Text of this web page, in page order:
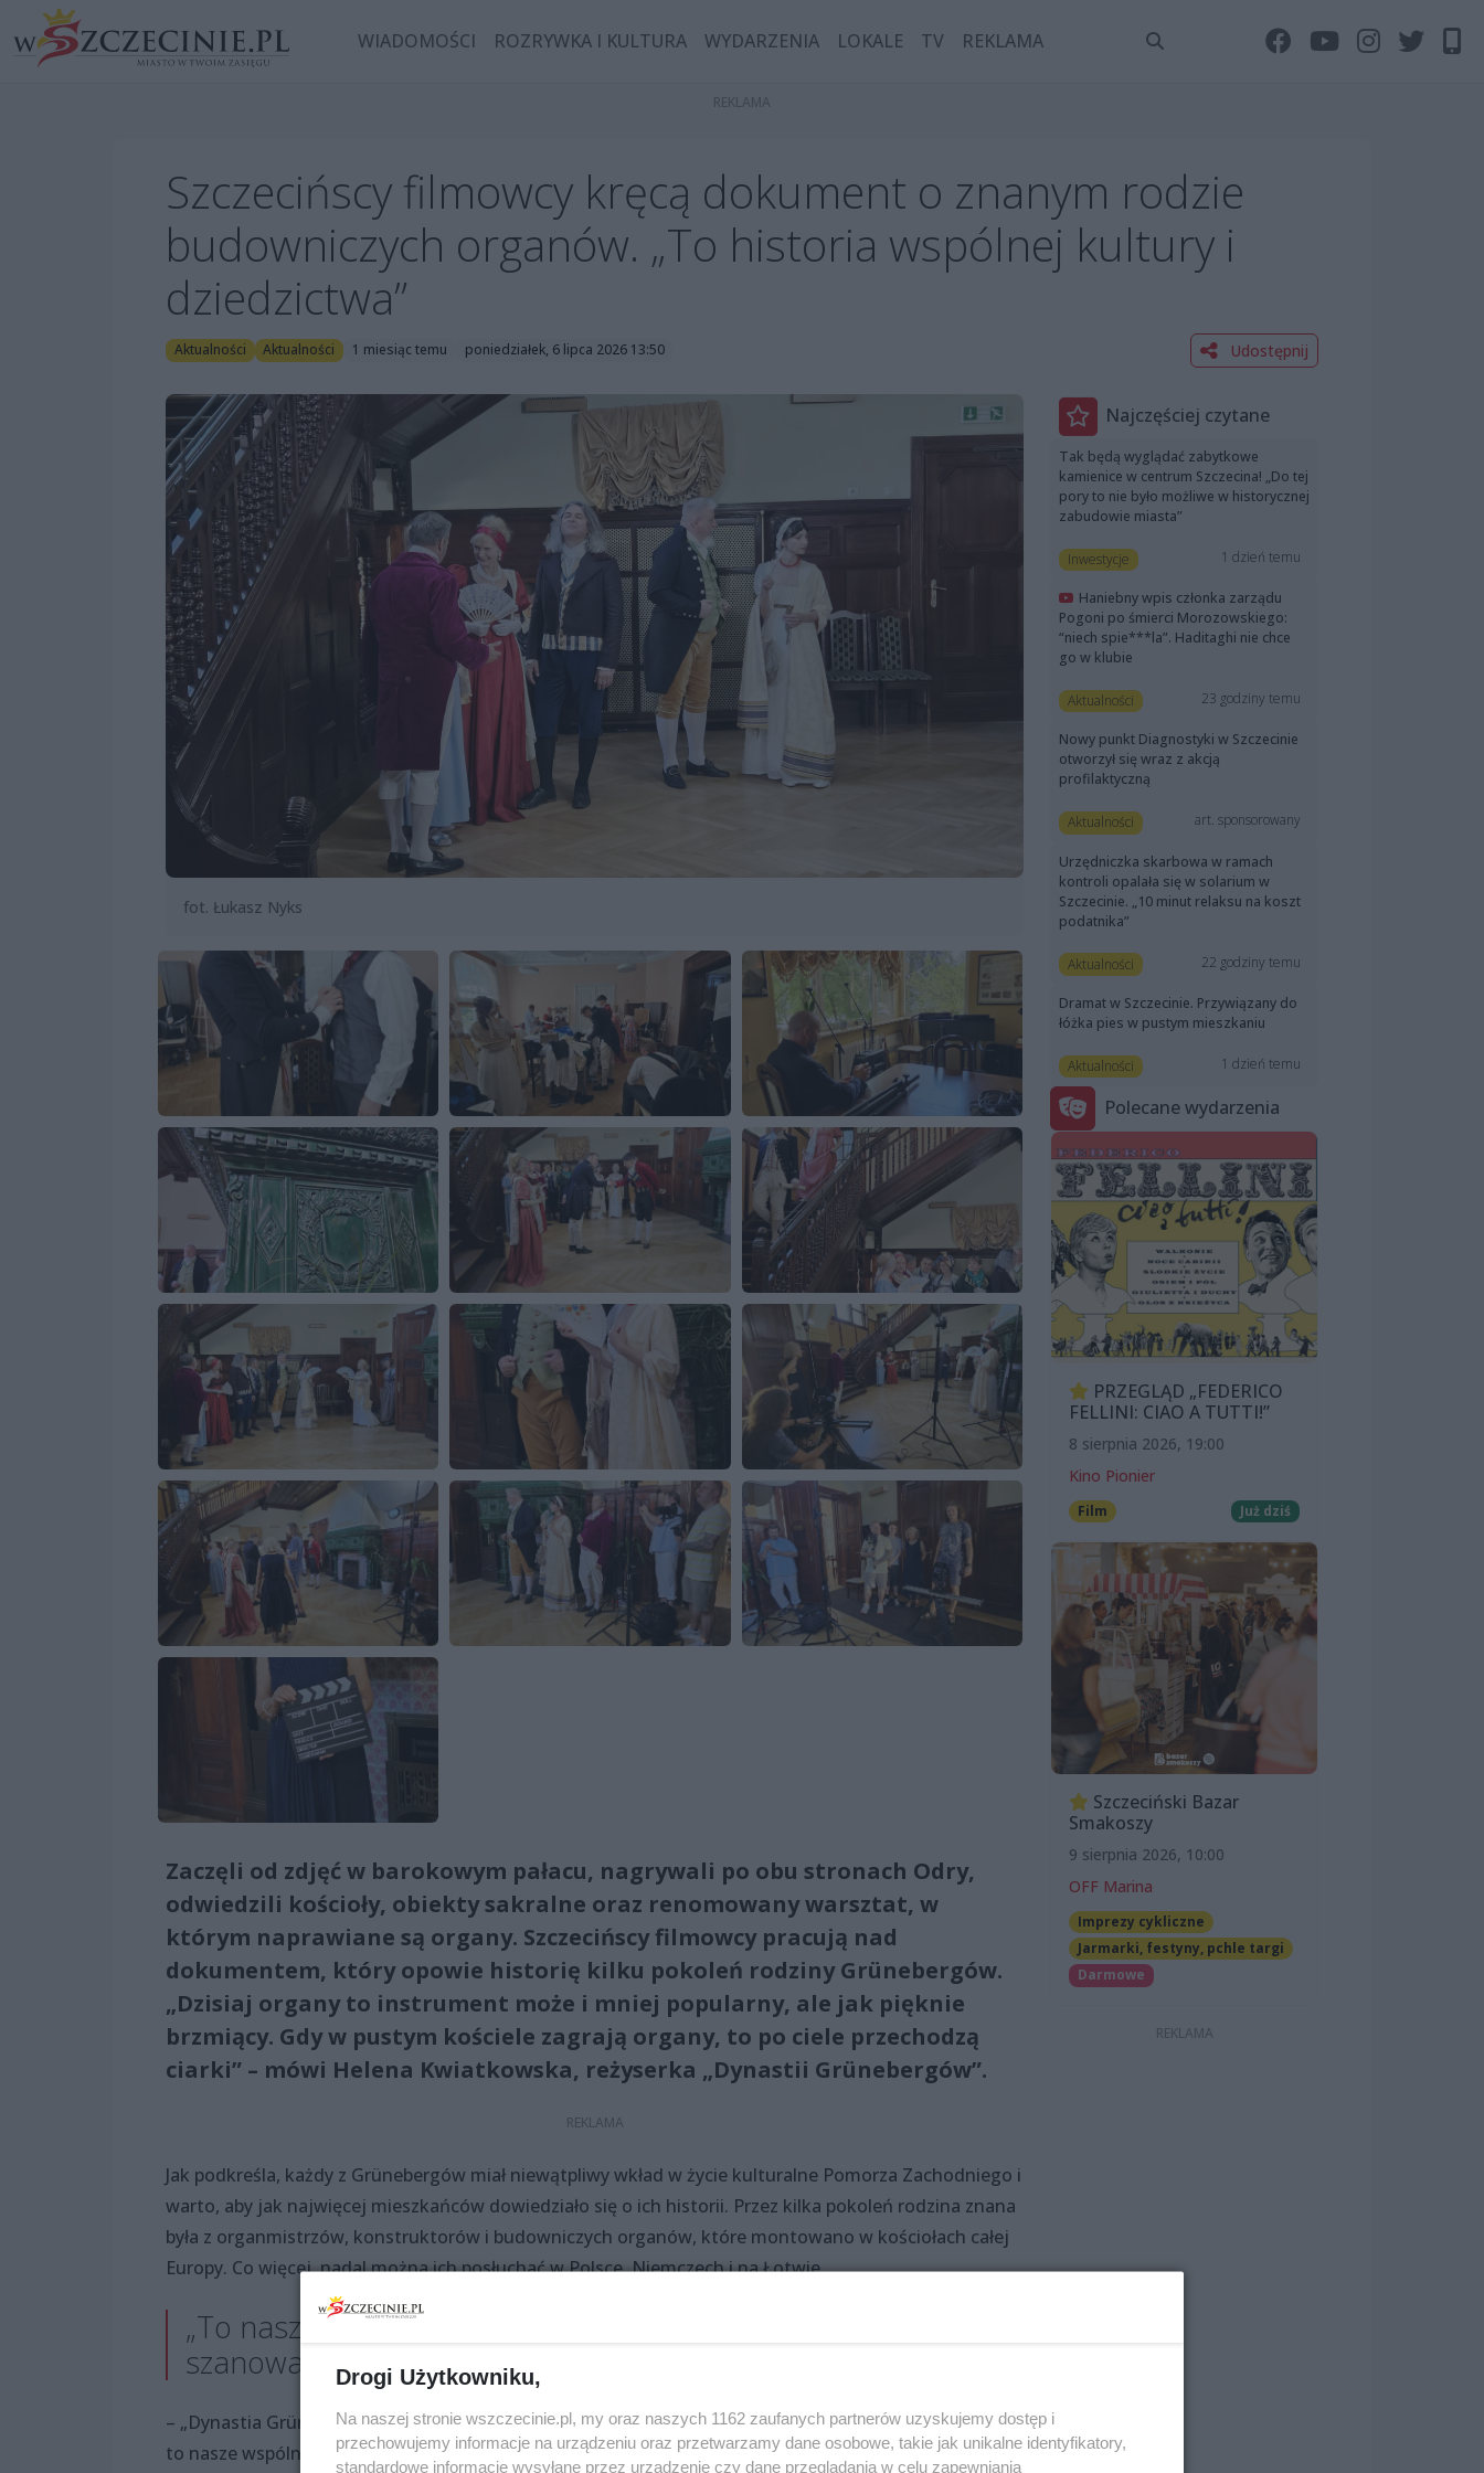
WIADOMOŚCI ROZRYWKA I KULTURA WYDARZENIA LOKALE TV REKLAMA
Szczecińscy filmowcy kręcą dokument o znanym rodzie
budowniczych organów. „To historia wspólnej kultury i
dziedzictwa”
Aktualności Aktualności 1 miesiąc temu poniedziałek, 6 lipca 2026 13:50 Udostępnij
fot. Łukasz Nyks
Zaczęli od zdjęć w barokowym pałacu, nagrywali po obu stronach Odry,
odwiedzili kościoły, obiekty sakralne oraz renomowany warsztat, w
którym naprawiane są organy. Szczecińscy filmowcy pracują nad
dokumentem, który opowie historię kilku pokoleń rodziny Grünebergów.
„Dzisiaj organy to instrument może i mniej popularny, ale jak pięknie
brzmiący. Gdy w pustym kościele zagrają organy, to po ciele przechodzą
ciarki” – mówi Helena Kwiatkowska, reżyserka „Dynastii Grünebergów”.
Jak podkreśla, każdy z Grünebergów miał niewątpliwy wkład w życie kulturalne Pomorza Zachodniego i
warto, aby jak najwięcej mieszkańców dowiedziało się o ich historii. Przez kilka pokoleń rodzina znana
była z organmistrzów, konstruktorów i budowniczych organów, które montowano w kościołach całej
Europy. Co więcej, nadal można ich posłuchać w Polsce, Niemczech i na Łotwie.
„To nasze wspólne dziedzictwo kulturowe, które należy
szanować”
– „Dynastia Grünebergów” to przede wszystkim historia o organach, które budowali i naprawiali. Dziś
to nasze wspólne dziedzictwo kulturowe, które należy szanować – podkreśla. – Zdjęcia zaczęliśmy
Najczęściej czytane
Tak będą wyglądać zabytkowe
kamienice w centrum Szczecina! „Do tej
pory to nie było możliwe w historycznej
zabudowie miasta”
Inwestycje 1 dzień temu
Haniebny wpis członka zarządu
Pogoni po śmierci Morozowskiego:
“niech spie***la”. Haditaghi nie chce
go w klubie
Aktualności 23 godziny temu
Nowy punkt Diagnostyki w Szczecinie
otworzył się wraz z akcją
profilaktyczną
Aktualności art. sponsorowany
Urzędniczka skarbowa w ramach
kontroli opalała się w solarium w
Szczecinie. „10 minut relaksu na koszt
podatnika”
Aktualności 22 godziny temu
Dramat w Szczecinie. Przywiązany do
łóżka pies w pustym mieszkaniu
Aktualności 1 dzień temu
Polecane wydarzenia
PRZEGLĄD „FEDERICO
FELLINI: CIAO A TUTTI!”
8 sierpnia 2026, 19:00
Kino Pionier
Film Już dziś
Szczeciński Bazar
Smakoszy
9 sierpnia 2026, 10:00
OFF Marina
Imprezy cykliczne
Jarmarki, festyny, pchle targi
Darmowe
Drogi Użytkowniku,
Na naszej stronie wszczecinie.pl, my oraz naszych 1162 zaufanych partnerów uzyskujemy dostęp i
przechowujemy informacje na urządzeniu oraz przetwarzamy dane osobowe, takie jak unikalne identyfikatory,
standardowe informacje wysyłane przez urządzenie czy dane przeglądania w celu zapewniania